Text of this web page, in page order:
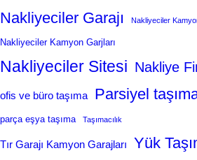
Nakliyeciler Garajı Nakliyeciler
Nakliyeciler Kamyon Garjları
Nakliyeciler Sitesi Nakliye
ofis ve büro taşıma Parsiyel
parça eşya taşıma Taşımacılık
Tır Garajı Kamyon Garajları Yük